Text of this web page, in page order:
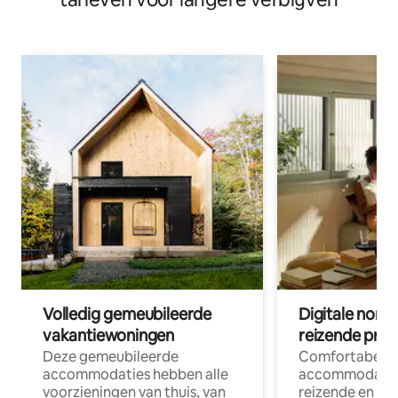
Volledig gemeubileerde
vakantiewoningen
Deze gemeubileerde
accommodaties hebben alle
voorzieningen van thuis, van
Digitale
reizende
Comfortabele
reizende en